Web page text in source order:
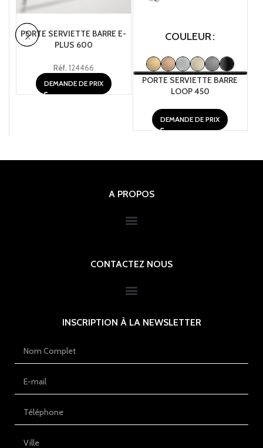
PORTE SERVIETTE BARRE E-
PLUS 600
Réf. 124466
DEMANDE DE PRIX
COULEUR
PORTE SERVIETTE BARRE
LOOP 450
DEMANDE DE PRIX
A PROPOS
CONTACTEZ NOUS
INSCRIPTION À LA NEWSLETTER